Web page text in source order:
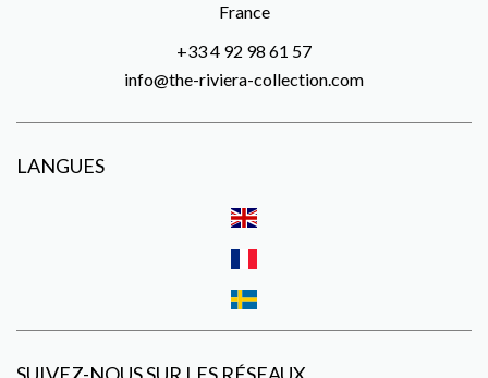
France
+33 4 92 98 61 57
info@the-riviera-collection.com
LANGUES